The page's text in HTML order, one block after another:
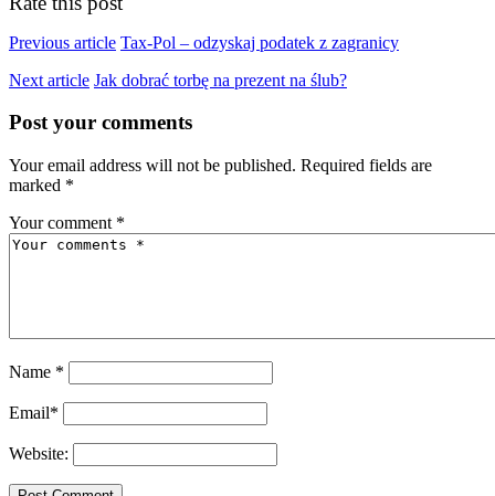
Previous article Tax-Pol – odzyskaj podatek z zagranicy
Next article Jak dobrać torbę na prezent na ślub?
Post your comments
Your email address will not be published. Required fields are
marked *
Your comment *
Name *
Email*
Website: